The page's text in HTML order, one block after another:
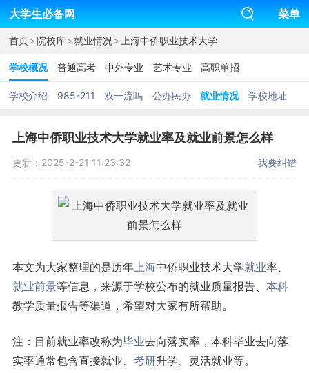
大学生必备网 菜单
首页>院校库>就业情况> 上海中侨职业技术大学
学校概况 普通高考 中外专业 艺术专业 高职单招
学校介绍 985-211 双一流吗 公办民办 就业情况 学校地址
上海中侨职业技术大学就业率及就业前景怎么样
更新：2025-2-21 11:23:32 我要纠错
本文为大家整理的是历年上海中侨职业技术大学就业率、
就业前景等信息，来源于学校公布的就业质量报告、 本科
教学质量报告等渠道，希望对大家有所帮助。
注：目前就业率改称为毕业去向落实率，本科毕业去向落
实率通常包含直接就业、 考研升学、灵活就业等。